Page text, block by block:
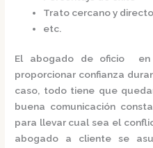
Trato cercano y directo
etc.
El abogado de oficio
proporcionar confianza
caso, todo tiene que
buena comunicación
para llevar cual sea el
abogado a cliente se